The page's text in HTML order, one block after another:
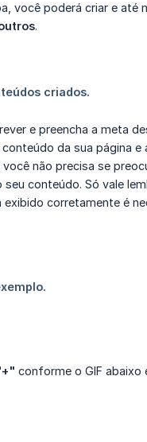
você poderá criar e até
.
e preencha a meta
da sua página e
não precisa se
conteúdo. Só vale
corretamente é
conforme o GIF abaixo